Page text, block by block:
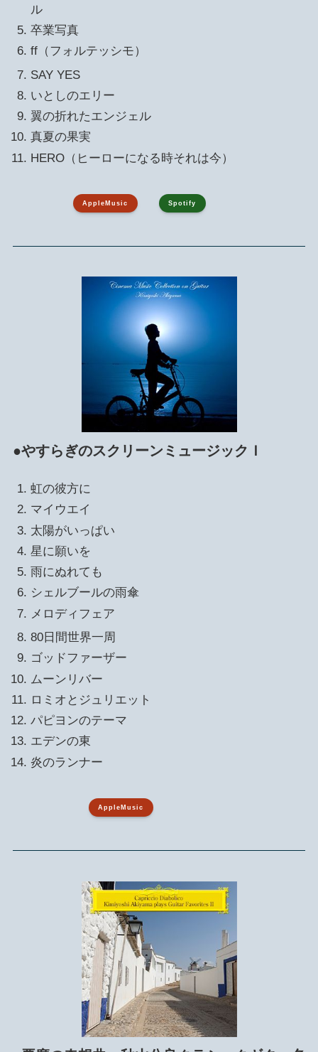
ル
卒業写真
ff（フォルテッシモ）
SAY YES
いとしのエリー
翼の折れたエンジェル
真夏の果実
HERO（ヒーローになる時それは今）
AppleMusic Spotify
●やすらぎのスクリーンミュージックＩ
虹の彼方に
マイウエイ
太陽がいっぱい
星に願いを
雨にぬれても
シェルブールの雨傘
メロディフェア
80日間世界一周
ゴッドファーザー
ムーンリバー
ロミオとジュリエット
パピヨンのテーマ
エデンの東
炎のランナー
AppleMusic